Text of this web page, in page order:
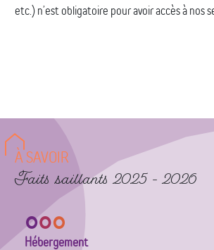
etc.) n’est obligatoire pour avoir accès à nos
À SAVOIR
Faits saillants 2025 - 2026
Hébergement